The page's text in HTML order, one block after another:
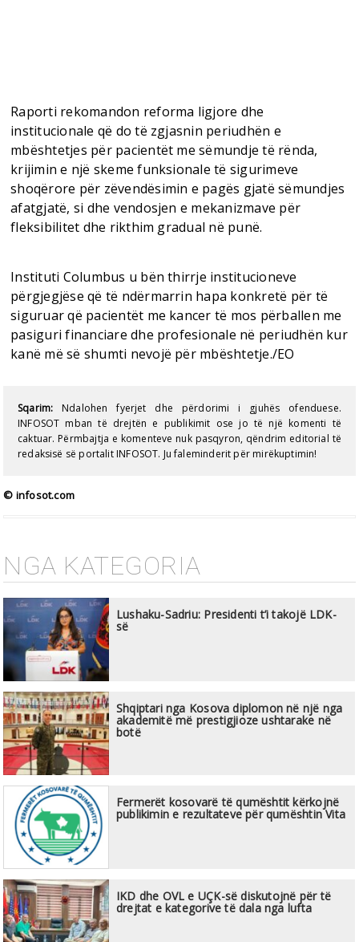
Raporti rekomandon reforma ligjore dhe
institucionale që do të zgjasnin periudhën e
mbështetjes për pacientët me sëmundje të rënda,
krijimin e një skeme funksionale të sigurimeve
shoqërore për zëvendësimin e pagës gjatë sëmundjes
afatgjatë, si dhe vendosjen e mekanizmave për
fleksibilitet dhe rikthim gradual në punë.
Instituti Columbus u bën thirrje institucioneve
përgjegjëse që të ndërmarrin hapa konkretë për të
siguruar që pacientët me kancer të mos përballen me
pasiguri financiare dhe profesionale në periudhën kur
kanë më së shumti nevojë për mbështetje./EO
Sqarim: Ndalohen fyerjet dhe përdorimi i gjuhës ofenduese.
INFOSOT mban të drejtën e publikimit ose jo të një komenti të
caktuar. Përmbajtja e komenteve nuk pasqyron, qëndrim editorial të
redaksisë së portalit INFOSOT. Ju faleminderit për mirëkuptimin!
© infosot.com
NGA KATEGORIA
Lushaku-Sadriu: Presidenti t’i takojë LDK-
së
Shqiptari nga Kosova diplomon në një nga
akademitë më prestigjioze ushtarake në
botë
Fermerët kosovarë të qumështit kërkojnë
publikimin e rezultateve për qumështin Vita
IKD dhe OVL e UÇK-së diskutojnë për të
drejtat e kategorive të dala nga lufta